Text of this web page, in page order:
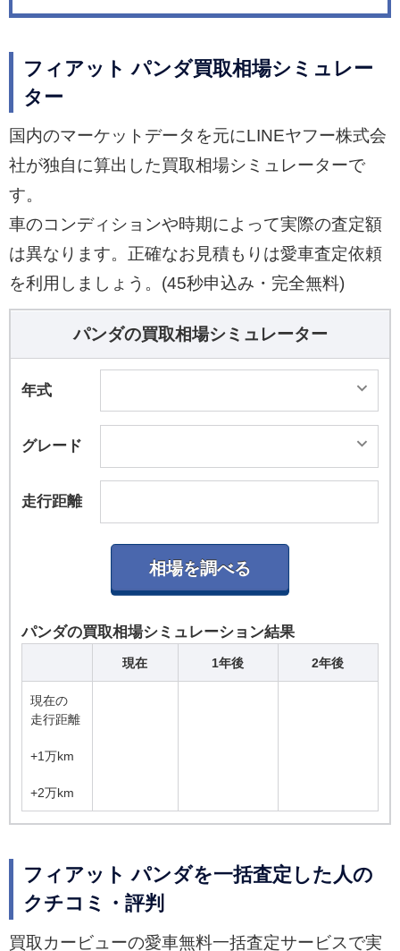
用した特別仕様車「アランチャ」を100台限定で
発売した。 同年5月24日にはイージーをベース
に、純正アクセサリーのシルバーのミラーカバー
やセンターハブキャップなどを特別装備した特別
仕様車「モット イージー」を100台限定で発売し
た。なおネーミングの由来は「パンダ」のキャッ
チコピーである「simply more」の和訳“もっと”か
ら。
フィアット パンダ買取相場シミュレー
ター
国内のマーケットデータを元にLINEヤフー株式会
社が独自に算出した買取相場シミュレーターで
す。
車のコンディションや時期によって実際の査定額
は異なります。正確なお見積もりは愛車査定依頼
を利用しましょう。(45秒申込み・完全無料)
パンダの買取相場シミュレーター
年式
グレード
走行距離
パンダの買取相場シミュレーション結果
現在 1年後 2年後
現在の
走行距離
+1万km
+2万km
フィアット パンダを一括査定した人の
クチコミ・評判
買取カービューの愛車無料一括査定サービスで実